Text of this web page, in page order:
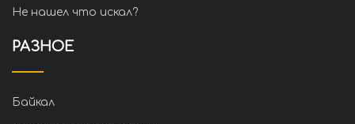
Не нашел что искал?
РАЗНОЕ
Байкал